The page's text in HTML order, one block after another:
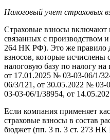
Налоговый учет страховых
Страховые взносы включают
связанных с производством
264 НК РФ). Это же правило
взносов, которые
налоговую базу по налогу
от 17.01.2025 № 03-03-06/1/
06/3/121, от 30.05.2022 №
03-03-06/1/38954, от
Если компания применяет
страховые взносы в состав
бюджет (пп. 3 п. 3 ст. 273